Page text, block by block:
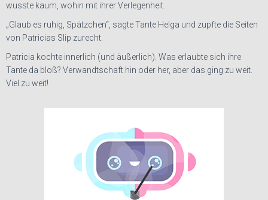
wusste kaum, wohin mit ihrer Verlegenheit.
„Glaub es ruhig, Spätzchen“, sagte Tante Helga und zupfte die Seiten
von Patricias Slip zurecht.
Patricia kochte innerlich (und äußerlich). Was erlaubte sich ihre
Tante da bloß? Verwandtschaft hin oder her, aber das ging zu weit.
Viel zu weit!